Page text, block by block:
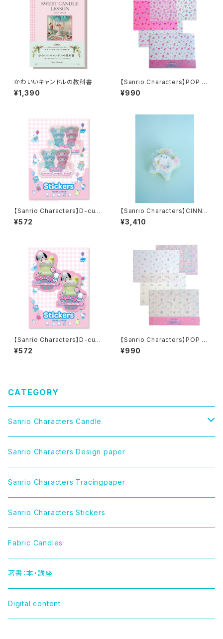
かわいいキャンドルの教科書
¥1,390
【Sanrio Characters】POP PI
NK PRINT!Tracing paper s
et /MY MELODY/トレーシング
¥990
【Sanrio Characters】D-cut
Stickers/LITTLE TWIN STA
RS・KUMA/ ダイカットステッカ
¥572
【Sanrio Characters】CINNA
MOROLL・Donut Candle
¥3,410
【Sanrio Characters】D-cut
Stickers/ POCHACCO/ ダイ
カットステッカー
¥572
【Sanrio Characters】POP PI
NK PRINT!Tracing paper s
et /NYA・NI・NYU・NYE・NYO
¥990
CATEGORY
Sanrio Characters Candle
CINNAMOROLL（シナモロール）
LITTLE TWIN STARS（リトルツインスターズ）
MY MELODY（マイメロディ）
MARRONCREAM（マロンクリーム）
HELLO KITTY（ハローキティー）
TUXEDOSAM（タキシードサム）
Sanrio Characters Design paper
Sanrio Characters Tracingpaper
Sanrio Characters Stickers
Fabric Candles
著書：本・講座
Digital content